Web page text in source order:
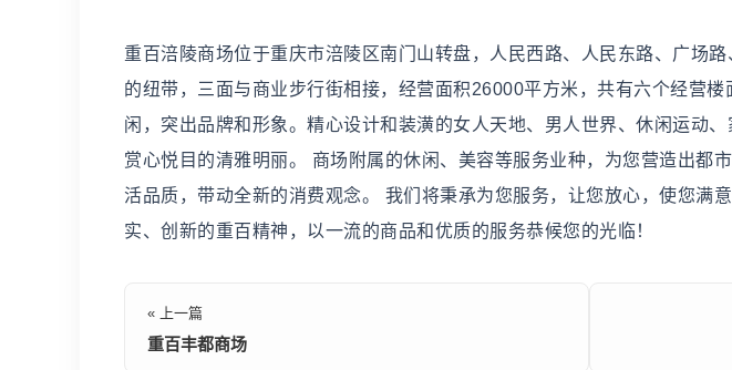
重百涪陵商场位于重庆市涪陵区南门山转盘，人民西路、人民东路、广场
的纽带，三面与商业步行街相接，经营面积26000平方米，共有六个经营
闲，突出品牌和形象。精心设计和装潢的女人天地、男人世界、休闲运动
赏心悦目的清雅明丽。 商场附属的休闲、美容等服务业种，为您营造出都
活品质，带动全新的消费观念。 我们将秉承为您服务，让您放心，使您满
实、创新的重百精神，以一流的商品和优质的服务恭候您的光临！
« 上一篇
重百丰都商场